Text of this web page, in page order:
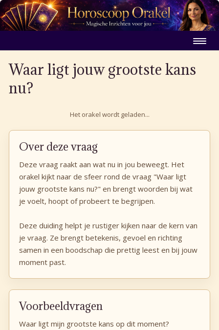
Waar ligt jouw grootste kans
nu?
Het orakel wordt geladen...
Over deze vraag
Deze vraag raakt aan wat nu in jou beweegt. Het
orakel kijkt naar de sfeer rond de vraag "Waar ligt
jouw grootste kans nu?" en brengt woorden bij wat
je voelt, hoopt of probeert te begrijpen.
Deze duiding helpt je rustiger kijken naar de kern van
je vraag. Ze brengt betekenis, gevoel en richting
samen in een boodschap die prettig leest en bij jouw
moment past.
Voorbeeldvragen
Waar ligt mijn grootste kans op dit moment?